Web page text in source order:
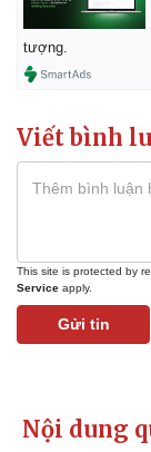
Pháp luật
Vụ án
Tư vấn luật
tượng.
Viết bình
This site is protected by
Service apply.
Gửi tin